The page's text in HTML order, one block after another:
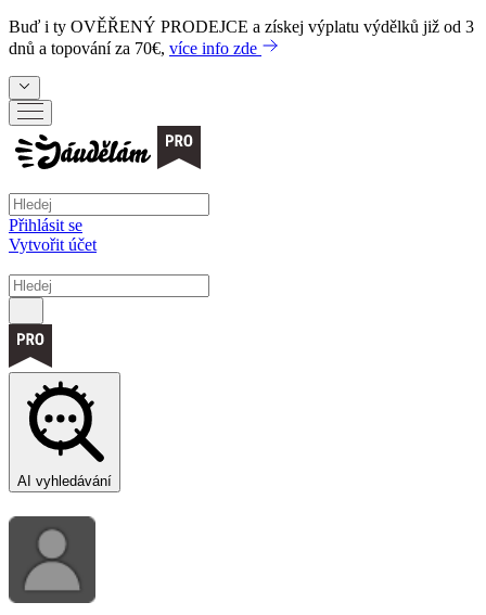
Buď i ty OVĚŘENÝ PRODEJCE a získej výplatu výdělků již od 3
dnů a topování za 70€, více info zde
Přihlásit se
Vytvořit účet
AI vyhledávání